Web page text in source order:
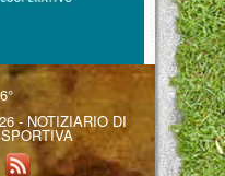
- NOTIZIARIO DI